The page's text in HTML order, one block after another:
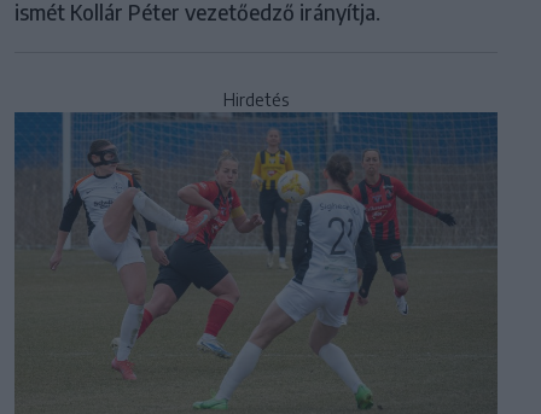
ismét Kollár Péter vezetőedző irányítja.
Hirdetés